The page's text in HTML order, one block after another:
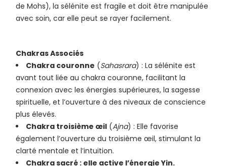
de Mohs), la sélénite est fragile et doit être manipulée
avec soin, car elle peut se rayer facilement.
Chakras Associés
Chakra couronne (Sahasrara) : La sélénite est
avant tout liée au chakra couronne, facilitant la
connexion avec les énergies supérieures, la sagesse
spirituelle, et l’ouverture à des niveaux de conscience
plus élevés.
Chakra troisième œil (Ajna) : Elle favorise
également l’ouverture du troisième œil, stimulant la
clarté mentale et l’intuition.
Chakra sacré : elle active l’énergie Yin.